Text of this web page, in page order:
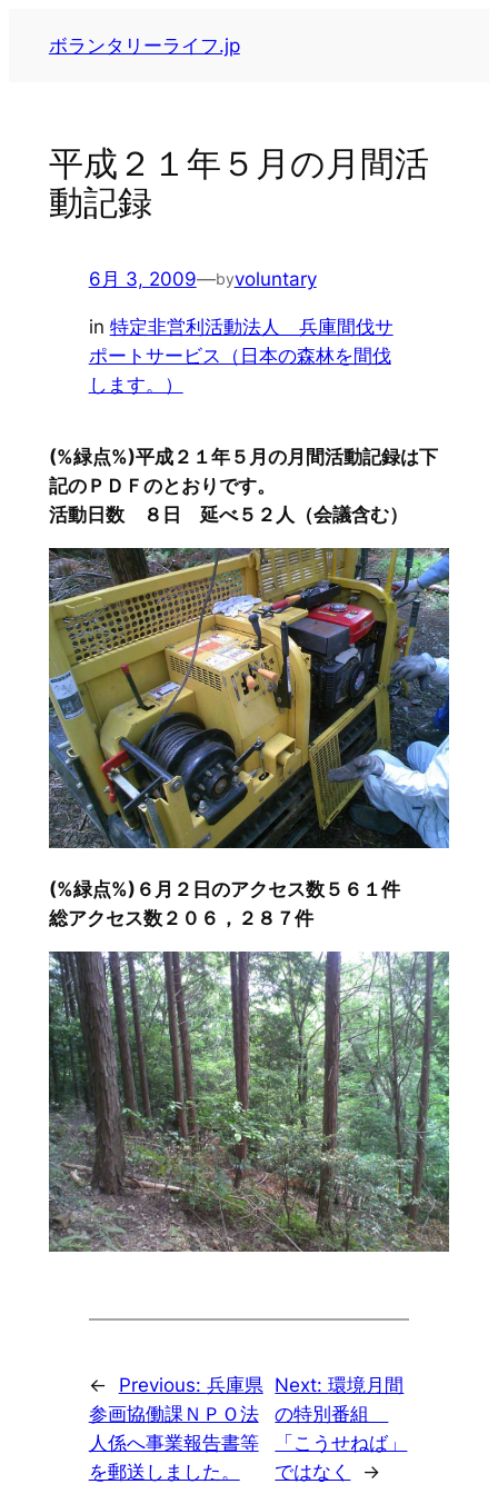
ボランタリーライフ.jp
平成２１年５月の月間活
動記録
6月 3, 2009—byvoluntary
in 特定非営利活動法人 兵庫間伐サ
ポートサービス（日本の森林を間伐
します。）
(%緑点%)平成２１年５月の月間活動記録は下
記のＰＤＦのとおりです。
活動日数 ８日 延べ５２人（会議含む）
(%緑点%)６月２日のアクセス数５６１件
総アクセス数２０６，２８７件
← Previous: 兵庫県
参画協働課ＮＰＯ法
人係へ事業報告書等
を郵送しました。
Next:環境月間
の特別番組
「こうせねば」
ではなく
→